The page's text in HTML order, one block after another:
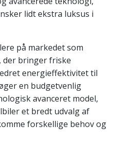
lidt ekstra luksus i
på markedet som
der bringer friske
energieffektivitet til
en budgetvenlig
avanceret model,
et bredt udvalg af
forskellige behov og